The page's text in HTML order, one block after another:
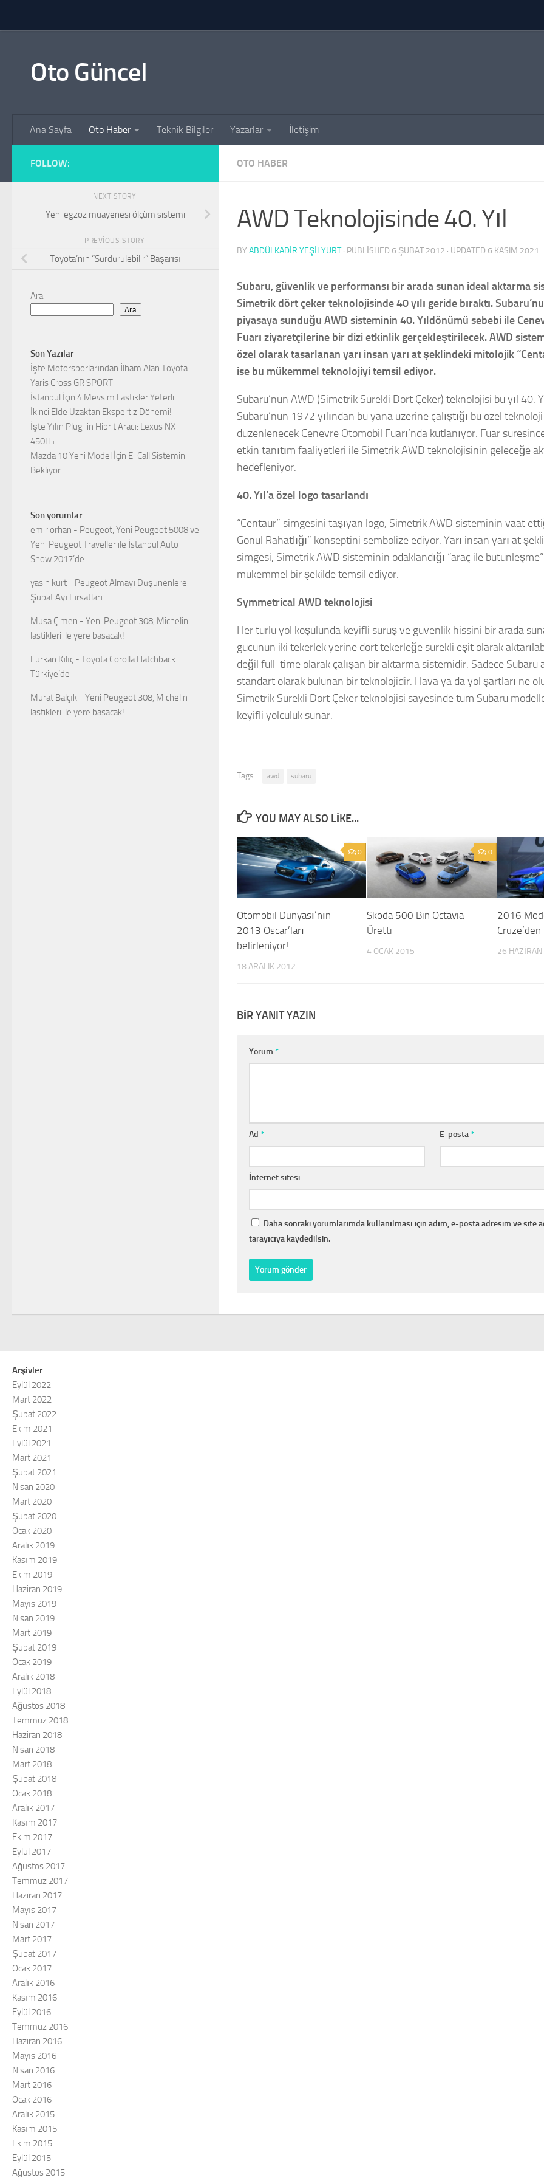
Oto Güncel
Ana Sayfa Oto Haber Teknik Bilgiler Yazarlar İletişim
OTO HABER
AWD Teknolojisinde 40. Yıl
BY ABDÜLKADIR YEŞİLYURT · PUBLISHED 6 ŞUBAT 2012 · UPDATED 6 KASIM 2021
Subaru, güvenlik ve performansı bir arada sunan ideal aktarma
Simetrik dört çeker teknolojisinde 40 yılı geride bıraktı.
piyasaya sunduğu AWD sisteminin 40. Yıldönümü sebebi ile
Fuarı ziyaretçilerine bir dizi etkinlik gerçekleştirilecek. AWD
özel olarak tasarlanan yarı insan yarı at şeklindeki mitolojik
ise bu mükemmel teknolojiyi temsil ediyor.
Subaru’nun AWD (Simetrik Sürekli Dört Çeker) teknolojisi bu yıl 40.
Subaru’nun 1972 yılından bu yana üzerine çalıştığı bu özel
düzenlenecek Cenevre Otomobil Fuarı’nda kutlanıyor. Fuar
etkin tanıtım faaliyetleri ile Simetrik AWD teknolojisinin geleceğe
hedefleniyor.
40. Yıl’a özel logo tasarlandı
“Centaur” simgesini taşıyan logo, Simetrik AWD sisteminin vaat
Gönül Rahatlığı” konseptini sembolize ediyor. Yarı insan yarı at
simgesi, Simetrik AWD sisteminin odaklandığı “araç ile bütünleşme”
mükemmel bir şekilde temsil ediyor.
Symmetrical AWD teknolojisi
Her türlü yol koşulunda keyifli sürüş ve güvenlik hissini bir arada
gücünün iki tekerlek yerine dört tekerleğe sürekli eşit olarak
değil full-time olarak çalışan bir aktarma sistemidir. Sadece Subaru
standart olarak bulunan bir teknolojidir. Hava ya da yol şartları ne
Simetrik Sürekli Dört Çeker teknolojisi sayesinde tüm Subaru
keyifli yolculuk sunar.
Tags: awd subaru
YOU MAY ALSO LIKE...
0
Otomobil Dünyası’nın
2013 Oscar’ları
belirleniyor!
18 ARALIK 2012
0
Skoda 500 Bin Octavia
Üretti
4 OCAK 2015
2016
26
BIR YANIT YAZIN
Yorum *
Ad * E-posta*
İnternet sitesi
Daha sonraki yorumlarımda kullanılması için adım, e-posta adresim ve site
tarayıcıya kaydedilsin.
FOLLOW:
NEXT STORY
Yeni egzoz muayenesi ölçüm sistemi
PREVIOUS STORY
Toyota’nın “Sürdürülebilir” Başarısı
Ara
Ara
Son Yazılar
İşte Motorsporlarından İlham Alan Toyota
Yaris Cross GR SPORT
İstanbul İçin 4 Mevsim Lastikler Yeterli
İkinci Elde Uzaktan Ekspertiz Dönemi!
İşte Yılın Plug-in Hibrit Aracı: Lexus NX
450H+
Mazda 10 Yeni Model İçin E-Call Sistemini
Bekliyor
Son yorumlar
emir orhan - Peugeot, Yeni Peugeot 5008 ve
Yeni Peugeot Traveller ile İstanbul Auto
Show 2017’de
yasin kurt - Peugeot Almayı Düşünenlere
Şubat Ayı Fırsatları
Musa Çimen - Yeni Peugeot 308, Michelin
lastikleri ile yere basacak!
Furkan Kılıç - Toyota Corolla Hatchback
Türkiye’de
Murat Balçık - Yeni Peugeot 308, Michelin
lastikleri ile yere basacak!
Arşivler
Eylül 2022
Mart 2022
Şubat 2022
Ekim 2021
Eylül 2021
Mart 2021
Şubat 2021
Nisan 2020
Mart 2020
Şubat 2020
Ocak 2020
Aralık 2019
Kasım 2019
Ekim 2019
Haziran 2019
Mayıs 2019
Nisan 2019
Mart 2019
Şubat 2019
Ocak 2019
Aralık 2018
Eylül 2018
Ağustos 2018
Temmuz 2018
Haziran 2018
Nisan 2018
Mart 2018
Şubat 2018
Ocak 2018
Aralık 2017
Kasım 2017
Ekim 2017
Eylül 2017
Ağustos 2017
Temmuz 2017
Haziran 2017
Mayıs 2017
Nisan 2017
Mart 2017
Şubat 2017
Ocak 2017
Aralık 2016
Kasım 2016
Eylül 2016
Temmuz 2016
Haziran 2016
Mayıs 2016
Nisan 2016
Mart 2016
Ocak 2016
Aralık 2015
Kasım 2015
Ekim 2015
Eylül 2015
Ağustos 2015